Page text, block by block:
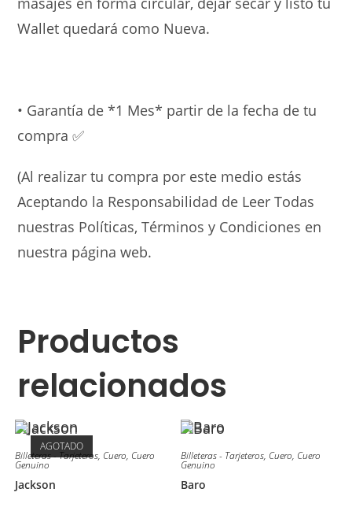
Wallet quedará como Nueva.
• Garantía de *1 Mes* partir de la fecha de tu
compra ✅
(Al realizar tu compra por este medio estás
Aceptando la Responsabilidad de Leer Todas
nuestras Políticas, Términos y Condiciones en
nuestra página web.
Productos
relacionados
AGOTADO
Billeteras - Tarjeteros, Cuero, Cuero
Genuino
Jackson
Billeteras - Tarjeteros, Cuero, Cuero
Genuino
Baro